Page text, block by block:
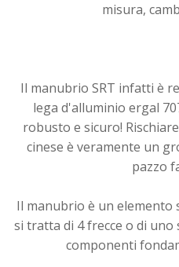
misura,
Il manubrio SRT infatti è
lega d'alluminio ergal
robusto e sicuro!
cinese è veramente un
pazzo
Il manubrio è un
si tratta di 4 frecce o di
componenti